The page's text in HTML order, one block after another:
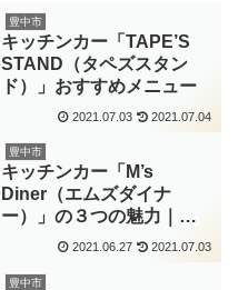
豊中市
キッチンカー「TAPE’S
STAND（タペズスタン
ド）」おすすめメニュー
2021.07.03 2021.07.04
豊中市
キッチンカー「M’s
Diner（エムズダイナ
ー）」の３つの魅力｜モ
ホポークがおすすめ
2021.06.27 2021.07.03
豊中市